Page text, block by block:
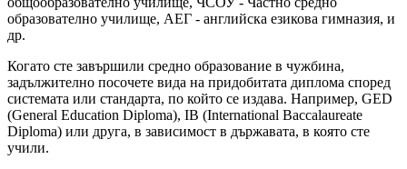
образователно училище, АЕГ - английска езикова гимназия, и
др.
Когато сте завършили средно образование в чужбина,
задължително посочете вида на придобитата диплома според
системата или стандарта, по който се издава. Например, GED
(General Education Diploma), IB (International Baccalaureate
Diploma) или друга, в зависимост в държавата, в която сте
учили.